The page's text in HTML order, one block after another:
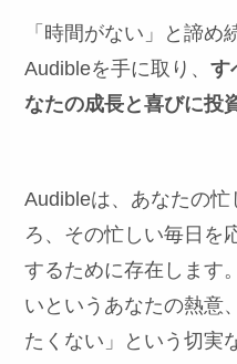
「時間がない」と諦め
Audibleを手に取り、す
なたの成長と喜びに投
Audibleは、あなたの
ろ、その忙しい毎日を
するために存在します
いというあなたの熱意
たくない」という切実